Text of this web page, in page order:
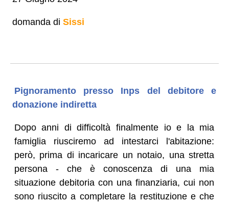
domanda di Sissi
Pignoramento presso Inps del debitore e
donazione indiretta
Dopo anni di difficoltà finalmente io e la mia
famiglia riusciremo ad intestarci l'abitazione:
però, prima di incaricare un notaio, una stretta
persona - che è conoscenza di una mia
situazione debitoria con una finanziaria, cui non
sono riuscito a completare la restituzione e che